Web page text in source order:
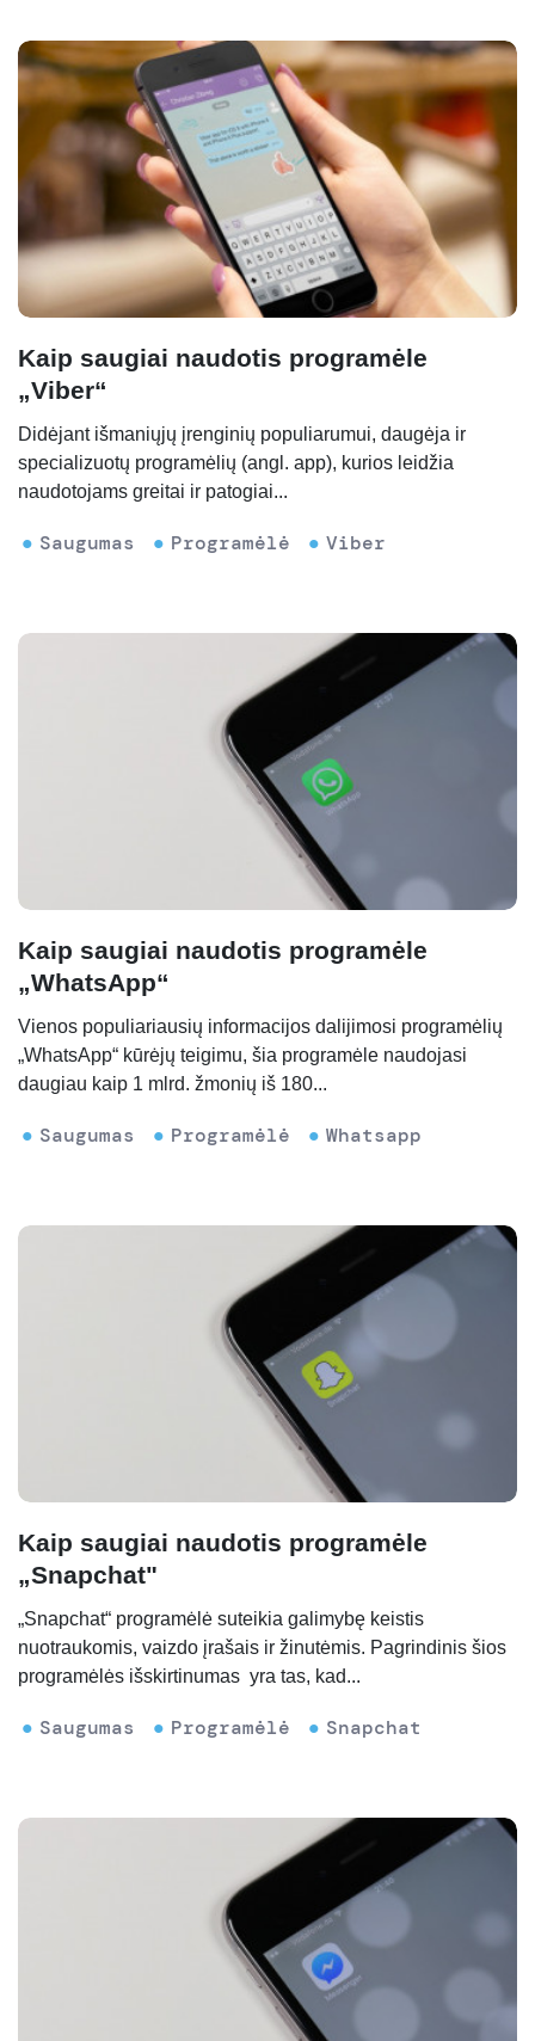
Kaip saugiai naudotis programėle
„Viber“
Didėjant išmaniųjų įrenginių populiarumui, daugėja ir
specializuotų programėlių (angl. app), kurios leidžia
naudotojams greitai ir patogiai...
Saugumas Programėlė Viber
Kaip saugiai naudotis programėle
„WhatsApp“
Vienos populiariausių informacijos dalijimosi programėlių
„WhatsApp“ kūrėjų teigimu, šia programėle naudojasi
daugiau kaip 1 mlrd. žmonių iš 180...
Saugumas Programėlė Whatsapp
Kaip saugiai naudotis programėle
„Snapchat"
„Snapchat“ programėlė suteikia galimybę keistis
nuotraukomis, vaizdo įrašais ir žinutėmis. Pagrindinis šios
programėlės išskirtinumas yra tas, kad...
Saugumas Programėlė Snapchat